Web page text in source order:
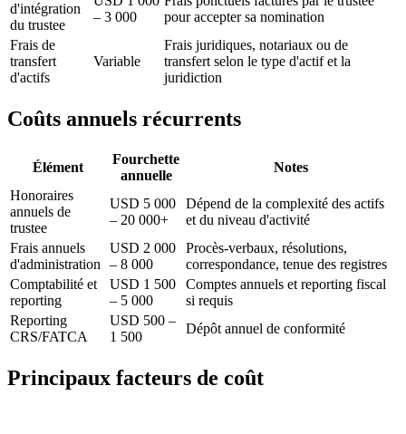
d'intégration
du trustee
– 3 000
pour accepter sa nomination
Frais de
transfert
d'actifs
Variable
Frais juridiques, notariaux ou de
transfert selon le type d'actif et la
juridiction
Coûts annuels récurrents
Élément
Fourchette
annuelle
Notes
Honoraires
annuels de
trustee
USD 5 000
– 20 000+
Dépend de la complexité des actifs
et du niveau d'activité
Frais annuels
d'administration
USD 2 000
– 8 000
Procès-verbaux, résolutions,
correspondance, tenue des registres
Comptabilité et
reporting
USD 1 500
– 5 000
Comptes annuels et reporting fiscal
si requis
Reporting
CRS/FATCA
USD 500 –
1 500
Dépôt annuel de conformité
Principaux facteurs de coût